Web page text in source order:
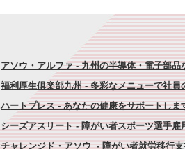
アソウ・アルファ - 九州の半導体・電子部品
福利厚生倶楽部九州 - 多彩なメニューで社員
ハートプレス - あなたの健康をサポートしま
シーズアスリート - 障がい者スポーツ選手雇
チャレンジド・アソウ - 障がい者就労移行